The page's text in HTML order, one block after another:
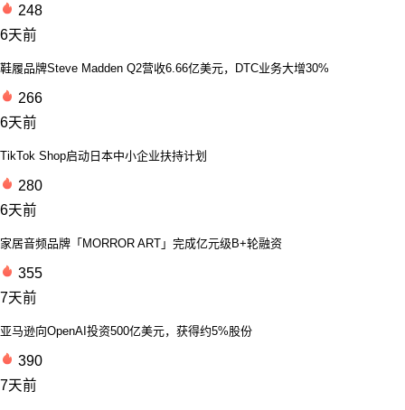
248
6天前
鞋履品牌Steve Madden Q2营收6.66亿美元，DTC业务大增30%
266
6天前
TikTok Shop启动日本中小企业扶持计划
280
6天前
家居音频品牌「MORROR ART」完成亿元级B+轮融资
355
7天前
亚马逊向OpenAI投资500亿美元，获得约5%股份
390
7天前